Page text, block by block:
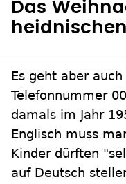
Das
Es geht aber
Telefonnummer
damals im Jahr
Englisch muss
Kinder dürften
auf Deutsch